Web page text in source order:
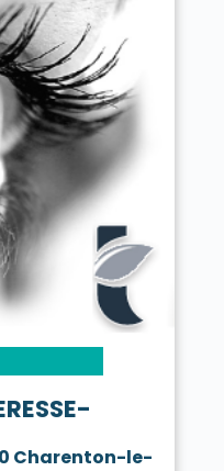
Charenton-le-